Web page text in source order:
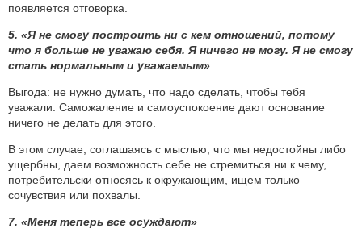
появляется отговорка.
5. «Я не смогу построить ни с кем отношений, потому
что я больше не уважаю себя. Я ничего не могу. Я не смогу
стать нормальным и уважаемым»
Выгода: не нужно думать, что надо сделать, чтобы тебя
уважали. Саможаление и самоуспокоение дают основание
ничего не делать для этого.
В этом случае, соглашаясь с мыслью, что мы недостойны либо
ущербны, даем возможность себе не стремиться ни к чему,
потребительски относясь к окружающим, ищем только
сочувствия или похвалы.
7. «Меня теперь все осуждают»